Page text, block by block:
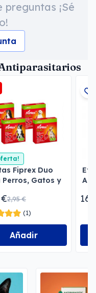
¡Sé
Fiprex Duo
Perros, Gatos y
2,95 €
(1)
Añadir